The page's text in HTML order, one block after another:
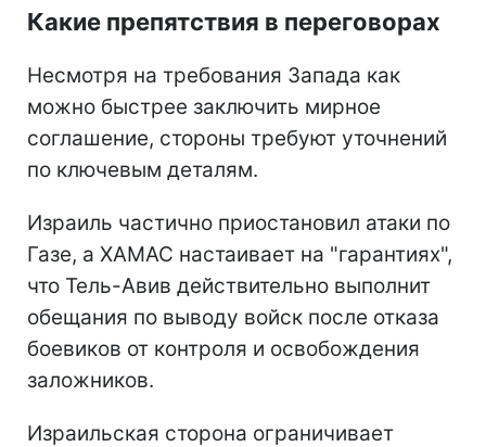
Какие препятствия в переговорах
Несмотря на требования Запада как
можно быстрее заключить мирное
соглашение, стороны требуют уточнений
по ключевым деталям.
Израиль частично приостановил атаки по
Газе, а ХАМАС настаивает на "гарантиях",
что Тель-Авив действительно выполнит
обещания по выводу войск после отказа
боевиков от контроля и освобождения
заложников.
Израильская сторона ограничивает